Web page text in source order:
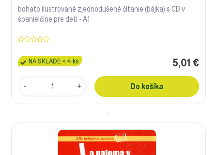
bohato ilustrované zjednodušené čítanie (bájka) s CD v
španielčine pre deti - A1
5,01 €
NA SKLADE < 4 ks
- +